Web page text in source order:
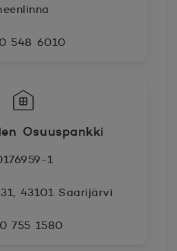
548 6010
Osuuspankki
1
43101 Saarijärvi
755 1580